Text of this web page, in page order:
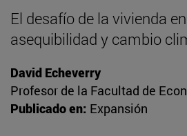
El desafío de la vivienda
asequibilidad y cambio
David Echeverry
Profesor de la Facultad de
Publicado en: Expansión